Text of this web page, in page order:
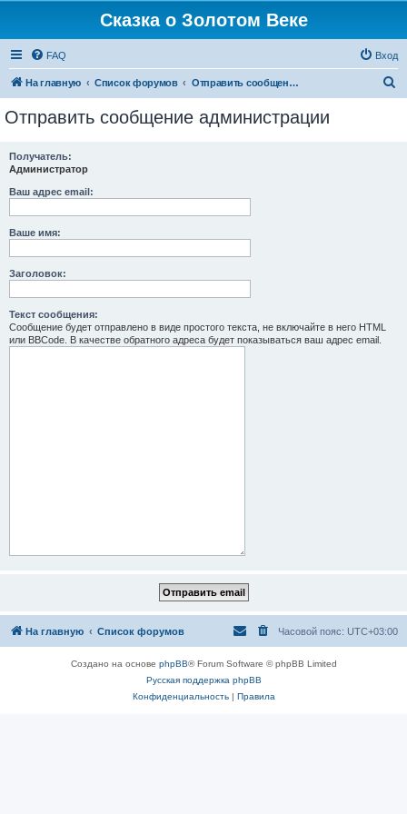
Сказка о Золотом Веке
FAQ Вход
На главную Список форумов Отправить сообщение администрации
Отправить сообщение администрации
Получатель:
Администратор
Ваш адрес email:
Ваше имя:
Заголовок:
Текст сообщения:
Сообщение будет отправлено в виде простого текста, не включайте в него HTML
или BBCode. В качестве обратного адреса будет показываться ваш адрес email.
На главную Список форумов Часовой пояс: UTC+03:00
Создано на основе phpBB® Forum Software © phpBB Limited
Русская поддержка phpBB
Конфиденциальность| Правила